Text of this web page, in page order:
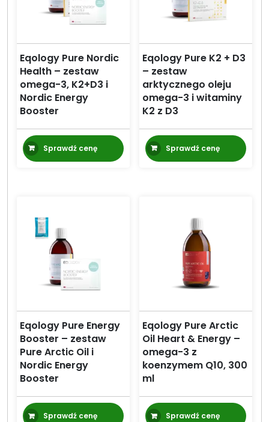
Eqology Pure Nordic
Health – zestaw
omega-3, K2+D3 i
Nordic Energy
Booster
Sprawdź cenę
Eqology Pure K2 + D3
– zestaw
arktycznego oleju
omega-3 i witaminy
K2 z D3
Sprawdź cenę
Eqology Pure Energy
Booster – zestaw
Pure Arctic Oil i
Nordic Energy
Booster
Sprawdź cenę
Eqology Pure Arctic
Oil Heart & Energy –
omega-3 z
koenzymem Q10, 300
ml
Sprawdź cenę